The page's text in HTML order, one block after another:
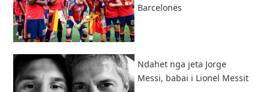
Barcelonës
Ndahet nga jeta Jorge
Messi, babai i Lionel Messit